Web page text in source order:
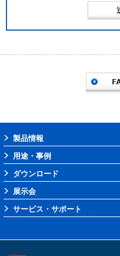
製品情報
用途・事例
ダウンロード
展示会
サービス・サポート